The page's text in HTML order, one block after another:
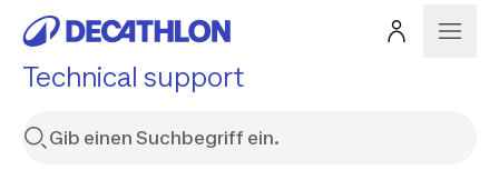
Technical support